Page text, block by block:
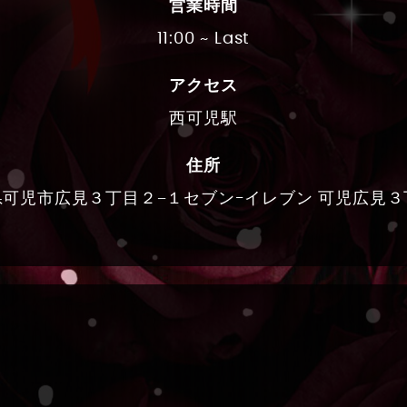
営業時間
11:00 ~ Last
アクセス
西可児駅
住所
可児市広見３丁目２−１セブン-イレブン 可児広見３